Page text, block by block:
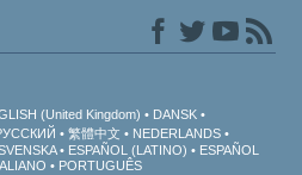
(United Kingdom)
DANSK
繁體中文
NEDERLANDS
ESPAÑOL (LATINO)
ESPAÑOL
PORTUGUÊS